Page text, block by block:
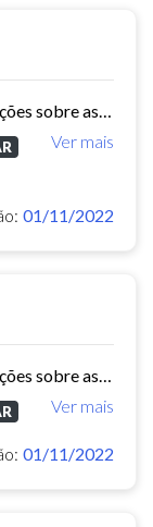
Ver mais
01/11/2022
Ver mais
01/11/2022